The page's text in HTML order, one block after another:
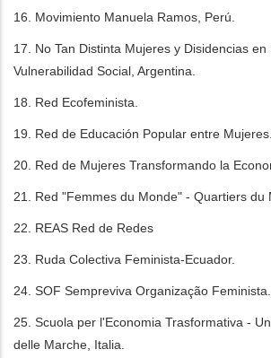
16. Movimiento Manuela Ramos, Perú.
17. No Tan Distinta Mujeres y Disidencias en
Vulnerabilidad Social, Argentina.
18. Red Ecofeminista.
19. Red de Educación Popular entre
20. Red de Mujeres Transformando la
21. Red "Femmes du Monde" - Quartiers du
22. REAS Red de Redes
23. Ruda Colectiva Feminista-Ecuador.
24. SOF Sempreviva Organização Feminista.
25. Scuola per l'Economia Trasformativa -
delle Marche, Italia.